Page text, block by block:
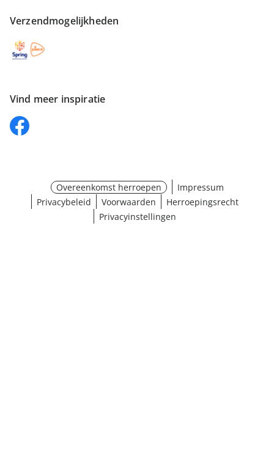
Verzendmogelijkheden
Vind meer inspiratie
Overeenkomst herroepen
Impressum
Privacybeleid
Voorwaarden
Herroepingsrecht
Privacyinstellingen